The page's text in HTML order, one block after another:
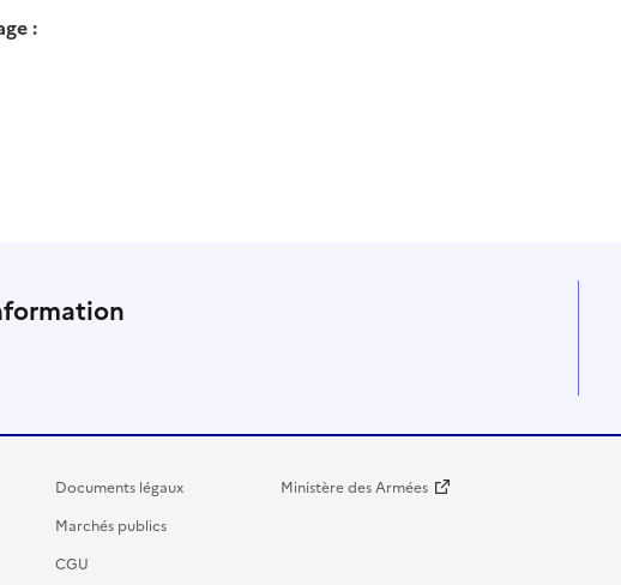
:
sur LinkedIn
Documents légaux
Marchés publics
CGU
Ministère des Armées